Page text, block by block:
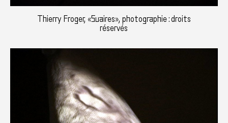
Thierry Froger, «Suaires», photographie : droits
réservés